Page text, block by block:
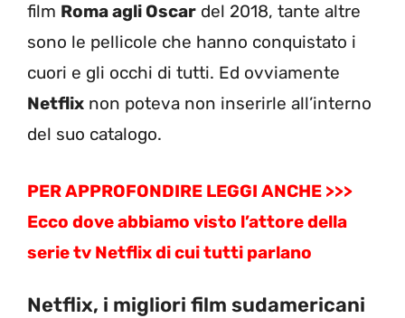
film Roma agli Oscar del 2018, tante altre
sono le pellicole che hanno conquistato i
cuori e gli occhi di tutti. Ed ovviamente
Netflix non poteva non inserirle all’interno
del suo catalogo.
PER APPROFONDIRE LEGGI ANCHE >>>
Ecco dove abbiamo visto l’attore della
serie tv Netflix di cui tutti parlano
Netflix, i migliori film sudamericani